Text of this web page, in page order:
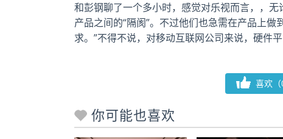
和彭钢聊了一个多小时，感觉对乐视而言，，
产品之间的“隔阂”。不过他们也急需在产品上
求。”不得不说，对移动互联网公司来说，硬件
喜欢（
你可能也喜欢